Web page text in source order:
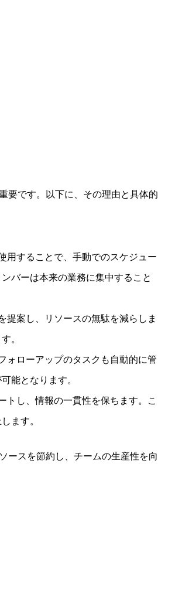
要です。以下に、その理由と具体的
用することで、手動でのスケジュー
バーは本来の業務に集中すること
提案し、リソースの無駄を減らしま
。
ォローアップのタスクも自動的に管
能となります。
トし、情報の一貫性を保ちます。こ
ます。
ースを節約し、チームの生産性を向